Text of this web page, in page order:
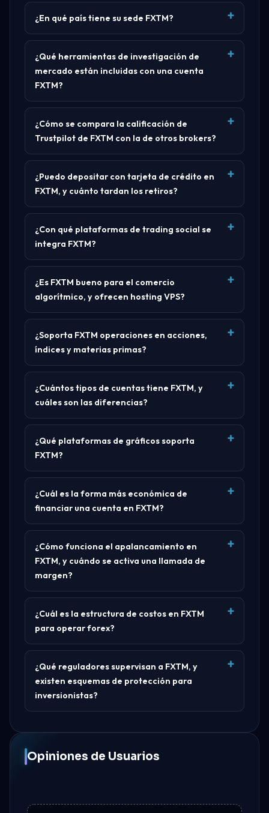
¿En qué país tiene su sede FXTM?
¿Qué herramientas de investigación de
mercado están incluidas con una cuenta
FXTM?
¿Cómo se compara la calificación de
Trustpilot de FXTM con la de otros brokers?
¿Puedo depositar con tarjeta de crédito en
FXTM, y cuánto tardan los retiros?
¿Con qué plataformas de trading social se
integra FXTM?
¿Es FXTM bueno para el comercio
algorítmico, y ofrecen hosting VPS?
¿Soporta FXTM operaciones en acciones,
índices y materias primas?
¿Cuántos tipos de cuentas tiene FXTM, y
cuáles son las diferencias?
¿Qué plataformas de gráficos soporta
FXTM?
¿Cuál es la forma más económica de
financiar una cuenta en FXTM?
¿Cómo funciona el apalancamiento en
FXTM, y cuándo se activa una llamada de
margen?
¿Cuál es la estructura de costos en FXTM
para operar forex?
¿Qué reguladores supervisan a FXTM, y
existen esquemas de protección para
inversionistas?
Opiniones de Usuarios